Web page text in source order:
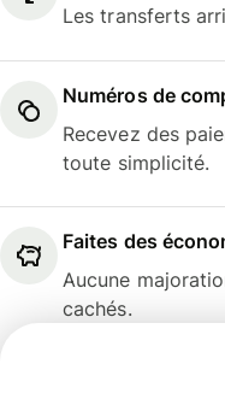
Les transferts
Numéros de
Recevez des
toute simplicité.
Faites des
Aucune
cachés.